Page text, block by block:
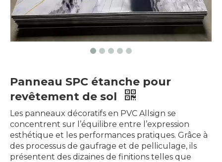
Panneau SPC étanche pour
revêtement de sol​
Les panneaux décoratifs en PVC Allsign se
concentrent sur l’équilibre entre l’expression
esthétique et les performances pratiques. Grâce à
des processus de gaufrage et de pelliculage, ils
présentent des dizaines de finitions telles que